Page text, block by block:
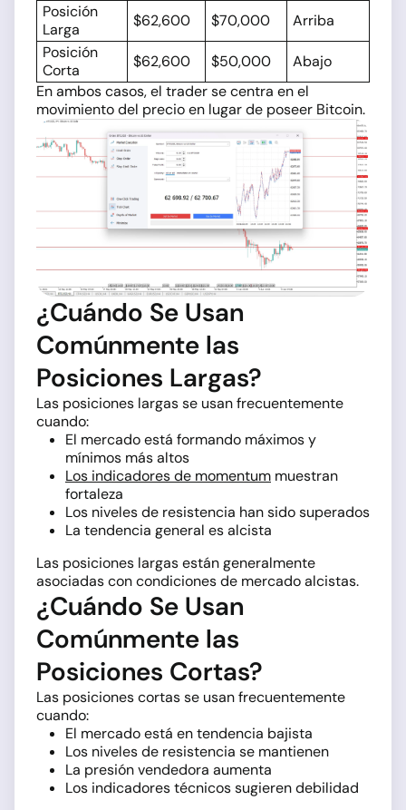
Posición
Larga
$62,600 $70,000
Arriba
Posición
Corta
$62,600 $50,000
Abajo
En ambos casos, el trader se centra en el
movimiento del precio en lugar de poseer Bitcoin.
¿Cuándo Se Usan
Comúnmente las
Posiciones Largas?
Las posiciones largas se usan frecuentemente
cuando:
El mercado está formando máximos y
mínimos más altos
Los indicadores de momentum muestran
fortaleza
Los niveles de resistencia han sido superados
La tendencia general es alcista
Las posiciones largas están generalmente
asociadas con condiciones de mercado alcistas.
¿Cuándo Se Usan
Comúnmente las
Posiciones Cortas?
Las posiciones cortas se usan frecuentemente
cuando:
El mercado está en tendencia bajista
Los niveles de resistencia se mantienen
La presión vendedora aumenta
Los indicadores técnicos sugieren debilidad